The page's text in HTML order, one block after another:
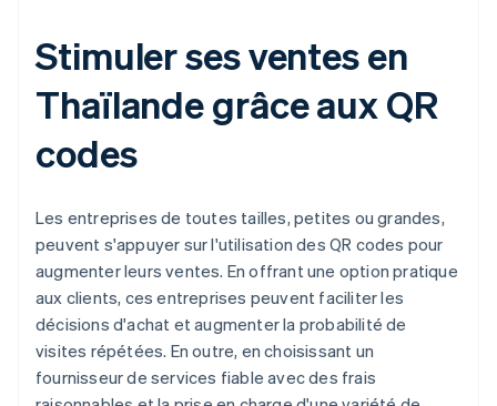
Stimuler ses ventes en
Thaïlande grâce aux QR
codes
Les entreprises de toutes tailles, petites ou grandes,
peuvent s'appuyer sur l'utilisation des QR codes pour
augmenter leurs ventes. En offrant une option pratique
aux clients, ces entreprises peuvent faciliter les
décisions d'achat et augmenter la probabilité de
visites répétées. En outre, en choisissant un
fournisseur de services fiable avec des frais